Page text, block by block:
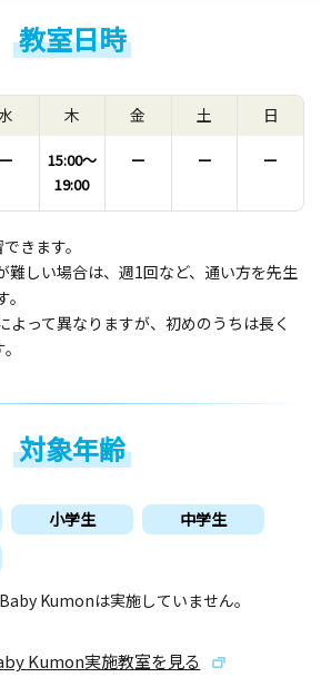
教室日時
ー
木
15:00〜
19:00
金
ー
土
ー
日
ー
きます。
しい場合は、週1回など、通い方を先生
って異なりますが、初めのうちは長く
対象年齢
小学生
中学生
Kumonは実施していません。
Kumon実施教室を見る